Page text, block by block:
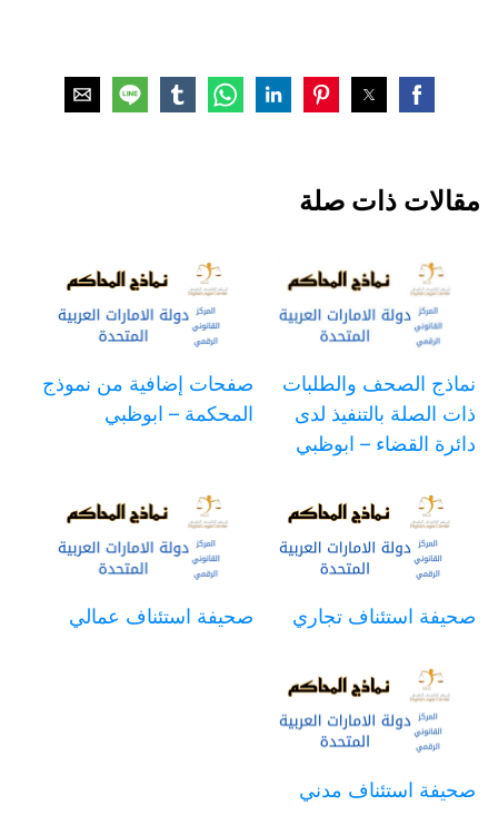
مقالات ذات صلة
نماذج الصحف والطلبات
ذات الصلة بالتنفيذ لدى
دائرة القضاء – ابوظبي
صفحات إضافية من نموذج
المحكمة – ابوظبي
صحيفة استئناف تجاري صحيفة استئناف عمالي
صحيفة استئناف مدني